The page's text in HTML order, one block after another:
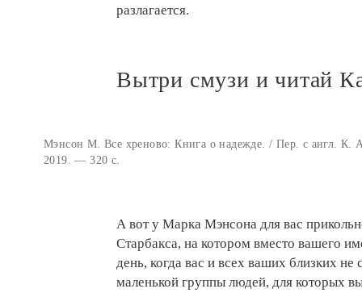
разлагается.
Вытри смузи и читай
Мэнсон М. Все хреново: Книга о надежде. / Пер. с англ.
2019. — 320 с.
А вот у Марка Мэнсона для вас
Старбакса, на котором вместо вашего
день, когда вас и всех ваших близких
маленькой группы людей, для которых